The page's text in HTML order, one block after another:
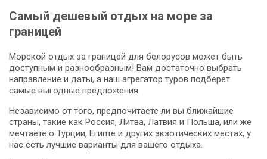
Самый дешевый отдых на море за
границей
Морской отдых за границей для белорусов может быть
доступным и разнообразным! Вам достаточно выбрать
направление и даты, а наш агрегатор туров подберет
самые выгодные предложения.
Независимо от того, предпочитаете ли вы ближайшие
страны, такие как Россия, Литва, Латвия и Польша, или же
мечтаете о Турции, Египте и других экзотических местах, у
нас есть лучшие варианты для вашего отдыха.